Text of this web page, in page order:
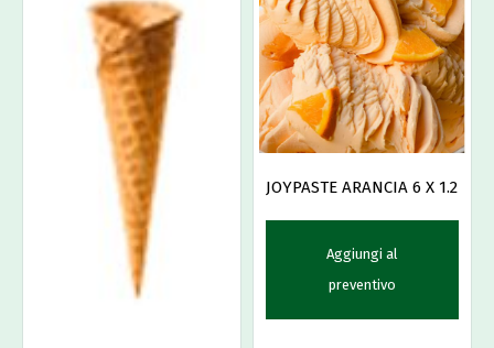
JOYPASTE ARANCIA 6 X 1.2
Aggiungi al
preventivo